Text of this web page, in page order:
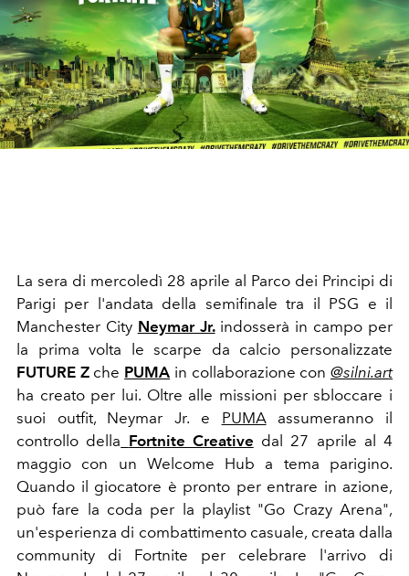
La sera di mercoledì 28 aprile al Parco dei Principi di
Parigi per l'andata della semifinale tra il PSG e il
Manchester City Neymar Jr.indosserà in campo per
la prima volta le scarpe da calcio personalizzate
FUTURE Z che PUMA in collaborazione con@silni.art
ha creato per lui. Oltre alle missioni per sbloccare i
suoi outfit, Neymar Jr. e PUMAassumeranno il
controllo della Fortnite Creative dal 27 aprile al 4
maggio con un Welcome Hub a tema parigino.
Quando il giocatore è pronto per entrare in azione,
può fare la coda per la playlist "Go Crazy Arena",
un'esperienza di combattimento casuale, creata dalla
community di Fortnite per celebrare l'arrivo di